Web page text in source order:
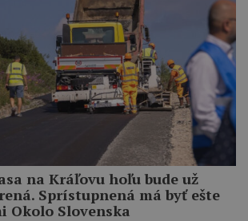
na Kráľovu hoľu bude už
Sprístupnená má byť ešte
Okolo Slovenska